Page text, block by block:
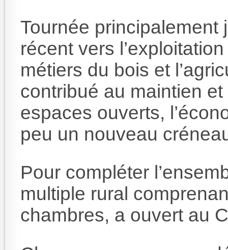
Tournée principalement
récent vers
métiers du bois et
contribué au maintien
espaces ouverts,
peu un nouveau
Pour compléter
multiple rural
chambres, a ouvert au